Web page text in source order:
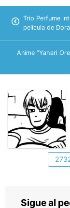
Trio Perfume
película de
Anime “Yahari
Sigue al